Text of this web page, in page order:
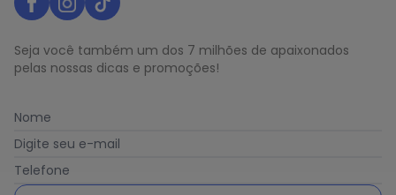
Seja você também um dos 7 milhões de apaixonados
pelas nossas dicas e promoções!
Nome
Digite seu e-mail
Telefone